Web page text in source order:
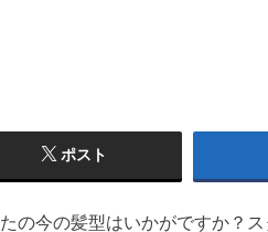
ポスト
の今の髪型はいかがですか？